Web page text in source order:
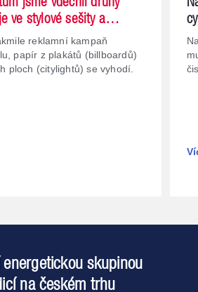
ve stylové sešity a
reklamní kampaň
papír z plakátů (billboardů)
ploch (citylightů) se vyhodí.
skupinou
na českém trhu